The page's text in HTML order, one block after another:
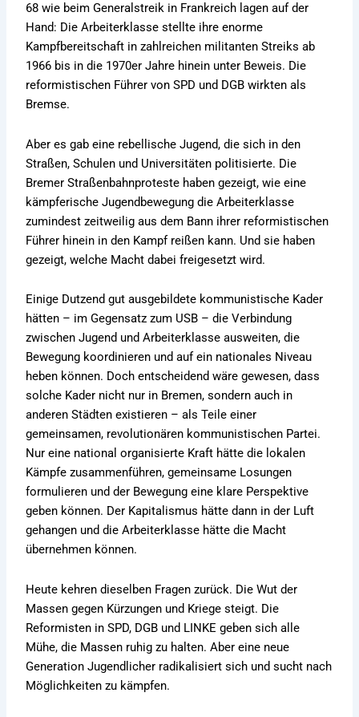
68 wie beim Generalstreik in Frankreich lagen auf der
Hand: Die Arbeiterklasse stellte ihre enorme
Kampfbereitschaft in zahlreichen militanten Streiks ab
1966 bis in die 1970er Jahre hinein unter Beweis. Die
reformistischen Führer von SPD und DGB wirkten als
Bremse.
Aber es gab eine rebellische Jugend, die sich in den
Straßen, Schulen und Universitäten politisierte. Die
Bremer Straßenbahnproteste haben gezeigt, wie eine
kämpferische Jugendbewegung die Arbeiterklasse
zumindest zeitweilig aus dem Bann ihrer reformistischen
Führer hinein in den Kampf reißen kann. Und sie haben
gezeigt, welche Macht dabei freigesetzt wird.
Einige Dutzend gut ausgebildete kommunistische Kader
hätten – im Gegensatz zum USB – die Verbindung
zwischen Jugend und Arbeiterklasse ausweiten, die
Bewegung koordinieren und auf ein nationales Niveau
heben können. Doch entscheidend wäre gewesen, dass
solche Kader nicht nur in Bremen, sondern auch in
anderen Städten existieren – als Teile einer
gemeinsamen, revolutionären kommunistischen Partei.
Nur eine national organisierte Kraft hätte die lokalen
Kämpfe zusammenführen, gemeinsame Losungen
formulieren und der Bewegung eine klare Perspektive
geben können. Der Kapitalismus hätte dann in der Luft
gehangen und die Arbeiterklasse hätte die Macht
übernehmen können.
Heute kehren dieselben Fragen zurück. Die Wut der
Massen gegen Kürzungen und Kriege steigt. Die
Reformisten in SPD, DGB und LINKE geben sich alle
Mühe, die Massen ruhig zu halten. Aber eine neue
Generation Jugendlicher radikalisiert sich und sucht nach
Möglichkeiten zu kämpfen.